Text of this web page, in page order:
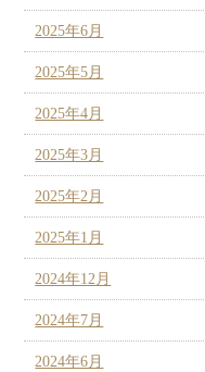
2025年6月
2025年5月
2025年4月
2025年3月
2025年2月
2025年1月
2024年12月
2024年7月
2024年6月